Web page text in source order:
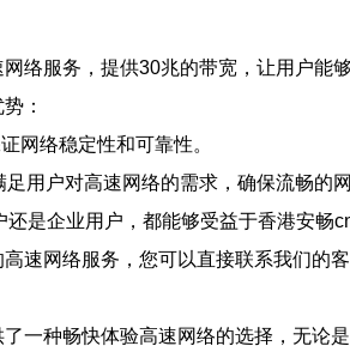
络服务，提供30兆的带宽，让用户能
：
网络稳定性和可靠性。
用户对高速网络的需求，确保流畅的网
是企业用户，都能够受益于香港安畅
速网络服务，您可以直接联系我们的
一种畅快体验高速网络的选择，无论